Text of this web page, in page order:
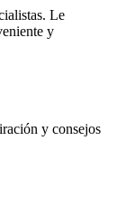
Le
y
y consejos